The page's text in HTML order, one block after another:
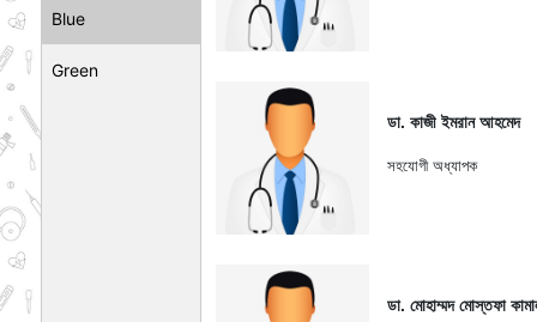
Blue
Green
ডা. কাজী ইমরান আহমেদ
সহযোগী অধ্যাপক
ডা. মোহাম্মদ মোস্তফা